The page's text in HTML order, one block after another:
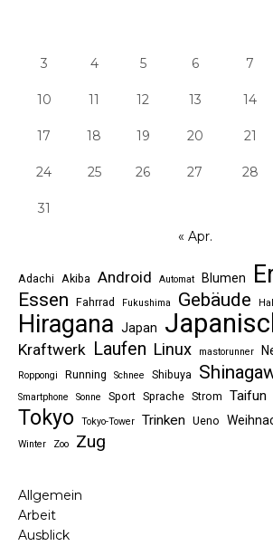
3 4 5 6 7
10 11 12 13 14
17 18 19 20 21
24 25 26 27 28
31
« Apr.
Adachi Akiba Android Automat Blumen
Essen Fahrrad Fukushima Gebäude
Hiragana Japan
Kraftwerk Laufen Linux mastorunner
Roppongi
Running Schnee Shibuya
Smartphone Sonne Sport Sprache Strom Taifun
Tokyo Tokyo-Tower Trinken Ueno
Winter Zoo Zug
Allgemein
Arbeit
Ausblick